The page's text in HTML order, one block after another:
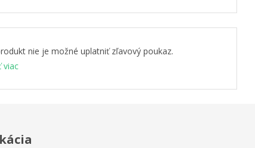
nie je možné uplatniť zľavový poukaz.
viac